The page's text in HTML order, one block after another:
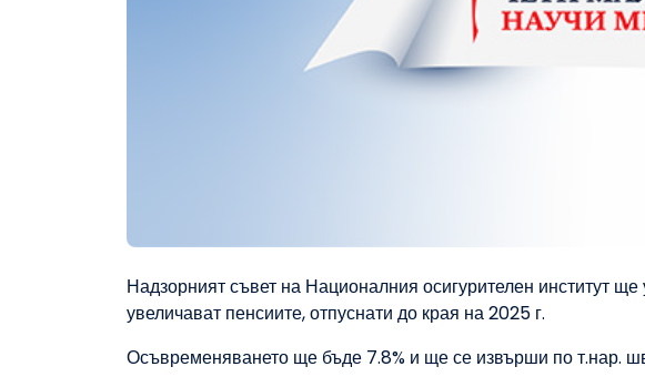
Надзорният съвет на Националния осигурителен институт ще
увеличават пенсиите, отпуснати до края на 2025 г.
Осъвременяването ще бъде 7.8% и ще се извърши по т.нар.